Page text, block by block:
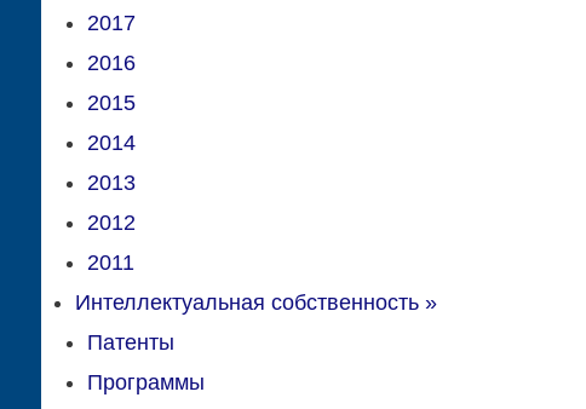
2017
2016
2015
2014
2013
2012
2011
Интеллектуальная собственность»
Патенты
Программы